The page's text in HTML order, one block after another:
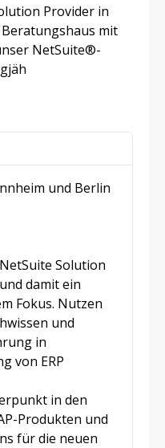
Provider in
mit
NetSuite®-
und Berlin
Solution
damit ein
Fokus. Nutzen
und
in
von ERP
in den
Produkten und
für die neuen